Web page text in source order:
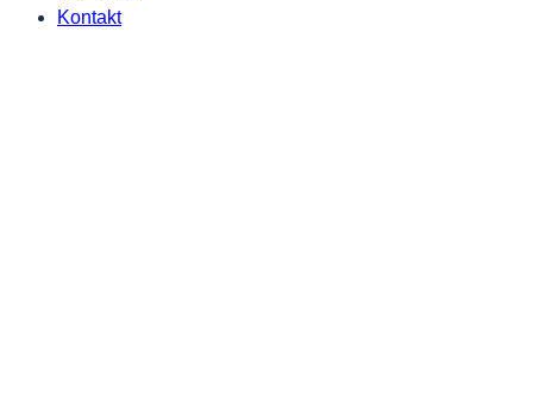
Kontakt